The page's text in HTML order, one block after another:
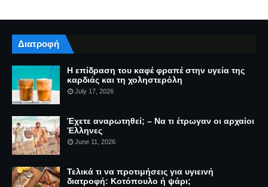
Διατροφή
Η επίδραση του καφέ φραπέ στην υγεία της
καρδιάς και τη χοληστερόλη
July 17, 2026
Έχετε αναρωτηθεί; – Να τι έτρωγαν οι αρχαίοι
Έλληνες
June 11, 2026
Τελικά τι να προτιμήσεις για υγιεινή
διατροφή: Κοτόπουλο ή ψάρι;